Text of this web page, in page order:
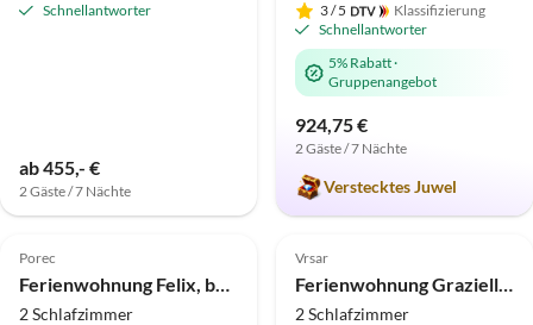
Schnellantworter
ab 455,- €
2 Gäste / 7 Nächte
3/ 5
Klassifizierung
Schnellantworter
5% Rabatt·
Gruppenangebot
924,75 €
2 Gäste / 7 Nächte
Verstecktes Juwel
Top-Inserat
4.9 (3)
Porec
Ferienwohnung Felix, beheizter Pool
2 Schlafzimmer
Top-Inserat
5.0 (1)
Vrsar
Ferienwohnung Graziella Vrsar
2 Schlafzimmer